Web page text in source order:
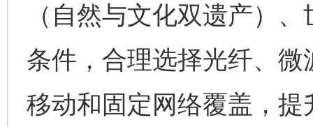
（自然与文化双遗产）
条件，合理选择光纤、
移动和固定网络覆盖，